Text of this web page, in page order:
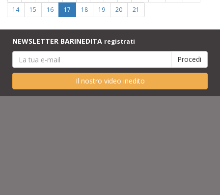
14
15 16 17 18 19 20 21
NEWSLETTER BARINEDITA registrati
Il nostro video inedito